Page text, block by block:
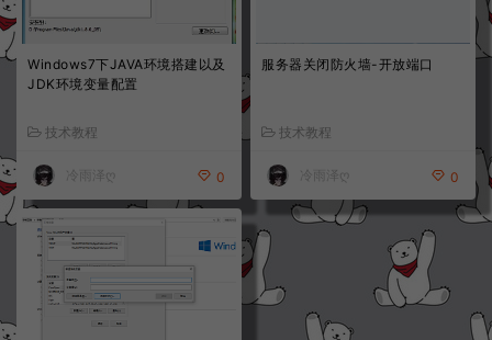
Windows7下JAVA环境搭建以及
JDK环境变量配置
技术教程
冷雨泽ღ 0
服务器关闭防火墙-开放端口
技术教程
冷雨泽ღ 0